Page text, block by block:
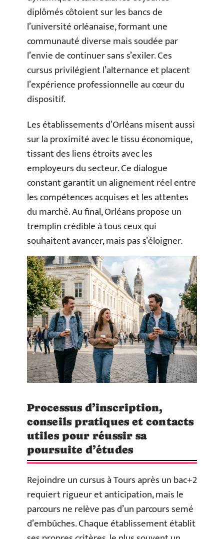
diplômés côtoient sur les bancs de
l’université orléanaise, formant une
communauté diverse mais soudée par
l’envie de continuer sans s’exiler. Ces
cursus privilégient l’alternance et placent
l’expérience professionnelle au cœur du
dispositif.
Les établissements d’Orléans misent aussi
sur la proximité avec le tissu économique,
tissant des liens étroits avec les
employeurs du secteur. Ce dialogue
constant garantit un alignement réel entre
les compétences acquises et les attentes
du marché. Au final, Orléans propose un
tremplin crédible à tous ceux qui
souhaitent avancer, mais pas s’éloigner.
Processus d’inscription,
conseils pratiques et contacts
utiles pour réussir sa
poursuite d’études
Rejoindre un cursus à Tours après un bac+2
requiert rigueur et anticipation, mais le
parcours ne relève pas d’un parcours semé
d’embûches. Chaque établissement établit